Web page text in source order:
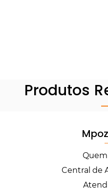
Produtos
Central de